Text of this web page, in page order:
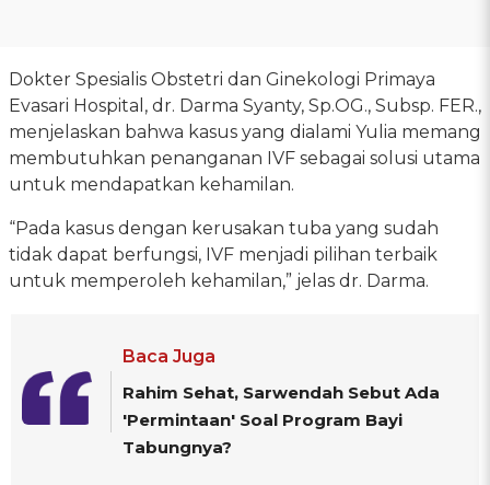
Dokter Spesialis Obstetri dan Ginekologi Primaya
Evasari Hospital, dr. Darma Syanty, Sp.OG., Subsp. FER.,
menjelaskan bahwa kasus yang dialami Yulia memang
membutuhkan penanganan IVF sebagai solusi utama
untuk mendapatkan kehamilan.
“Pada kasus dengan kerusakan tuba yang sudah
tidak dapat berfungsi, IVF menjadi pilihan terbaik
untuk memperoleh kehamilan,” jelas dr. Darma.
Baca Juga
Rahim Sehat, Sarwendah Sebut Ada
'Permintaan' Soal Program Bayi
Tabungnya?